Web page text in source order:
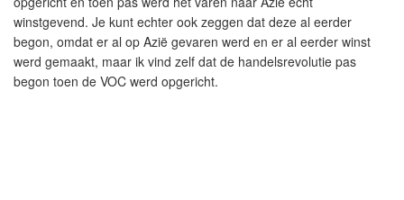
winstgevend. Je kunt echter ook zeggen dat deze al eerder
begon, omdat er al op Azië gevaren werd en er al eerder winst
werd gemaakt, maar ik vind zelf dat de handelsrevolutie pas
begon toen de VOC werd opgericht.